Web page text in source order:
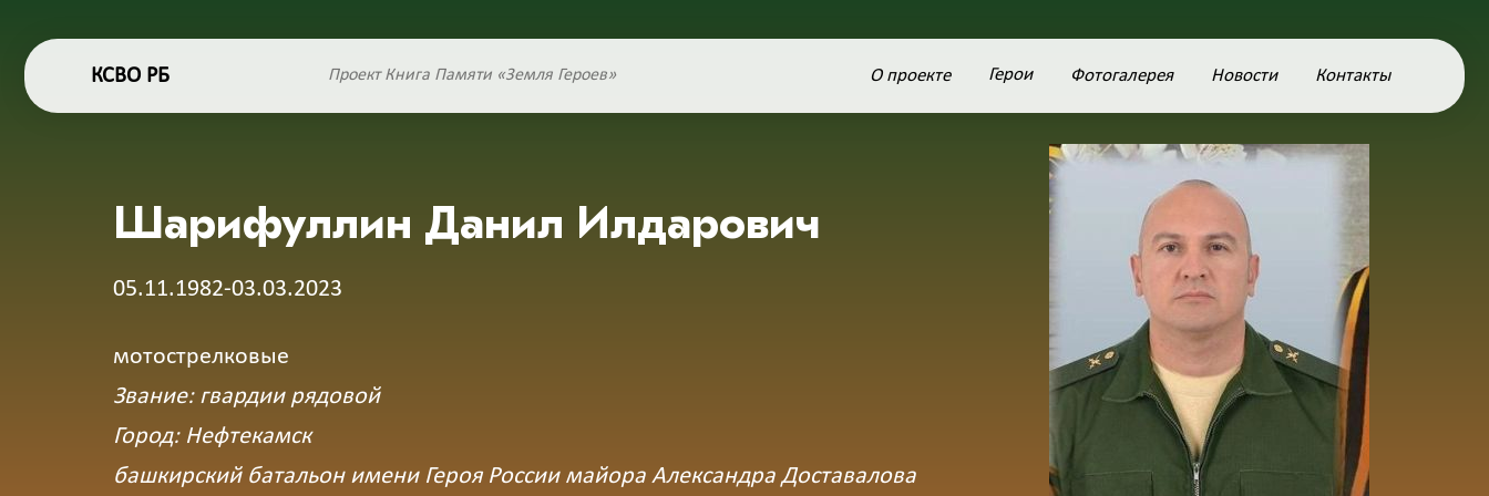
КСВО РБ Проект Книга Памяти «Земля Героев» О проекте Герои Фотогалерея Новости Контакты
Шарифуллин Данил Илдарович
05.11.1982-03.03.2023
мотострелковые
Звание: гвардии рядовой
Город: Нефтекамск
башкирский батальон имени Героя России майора Александра Доставалова